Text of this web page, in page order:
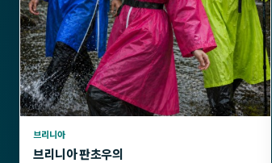
브리니아
브리니아 판초우의